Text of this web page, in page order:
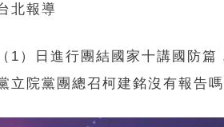
北報導
1）日進行團結國家十講國防
立院黨團總召柯建銘沒有報告